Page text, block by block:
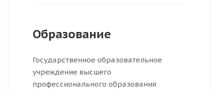
Образование
Государственное образовательное
учреждение высшего
профессионального образования